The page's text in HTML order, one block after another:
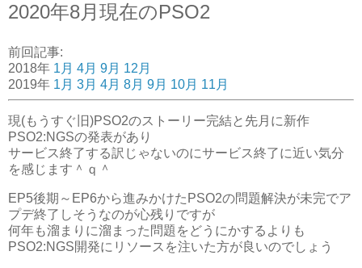
2020年8月現在のPSO2
前回記事:
2018年 1月 4月 9月 12月
2019年 1月 3月 4月 8月 9月 10月 11月
現(もうすぐ旧)PSO2のストーリー完結と先月に新作
PSO2:NGSの発表があり
サービス終了する訳じゃないのにサービス終了に近い気分
を感じます＾ｑ＾
EP5後期～EP6から進みかけたPSO2の問題解決が未完でア
プデ終了しそうなのが心残りですが
何年も溜まりに溜まった問題をどうにかするよりも
PSO2:NGS開発にリソースを注いた方が良いのでしょう